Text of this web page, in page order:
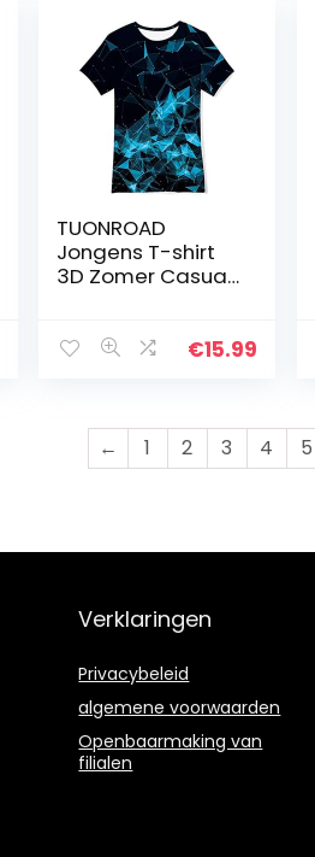
TUONROAD
Jongens T-shirt
3D Zomer Casual
Jongens Meisjes
€15.99
← 1 2 3 4 5
Verklaringen
Privacybeleid
algemene voorwaarden
Openbaarmaking van
filialen